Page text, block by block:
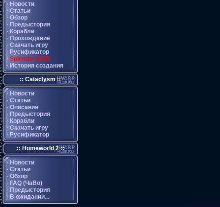
· Новости
· Статьи
· Обзор
· Предыстория
· Корабли
· Прохождение
· Скачать игру
· Русификатор
· Splendor MOD
· История создания
:: Cataclysm ::
· Новости
· Статьи
· Описание
· Предыстория
· Корабли
· Скачать игру
· Русификатор
:: Homeworld 2 ::
· Новости
· Статьи
· Обзор
· FAQ (ЧаВо)
· Предыстория
· В ожидании...